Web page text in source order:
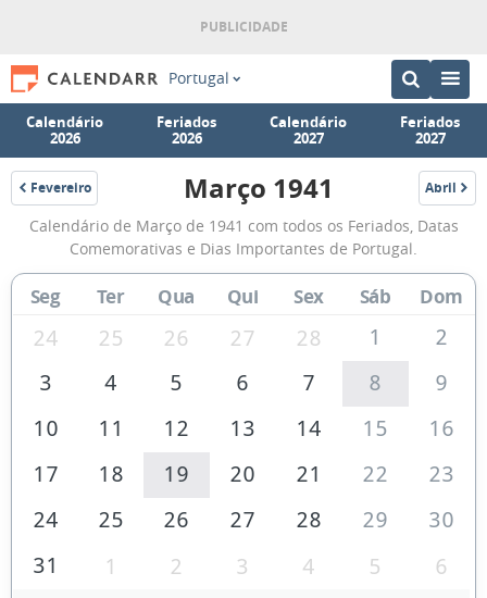
Portugal
Calendário
2026
Feriados
2026
Calendário
2027
Feriados
2027
Fevereiro
1941
Calendário
de
Março
de
1941
Março 1941 Abril
1941
Calendário de Março de 1941 com todos os Feriados, Datas
Comemorativas e Dias Importantes de Portugal.
Seg Ter Qua Qui Sex Sáb Dom
24 25 26 27 28 1
2
3
4 5 6 7 8
9
10
11 12 13 14 15
16
17
18 19 20 21 22
23
24
25 26 27 28 29
30
31
1 2 3 4 5 6